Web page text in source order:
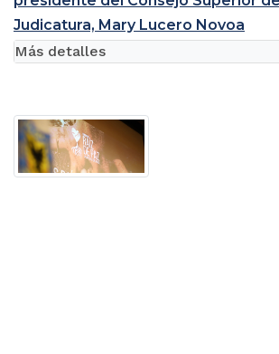
Judicatura, Mary Lucero Novoa
Más detalles